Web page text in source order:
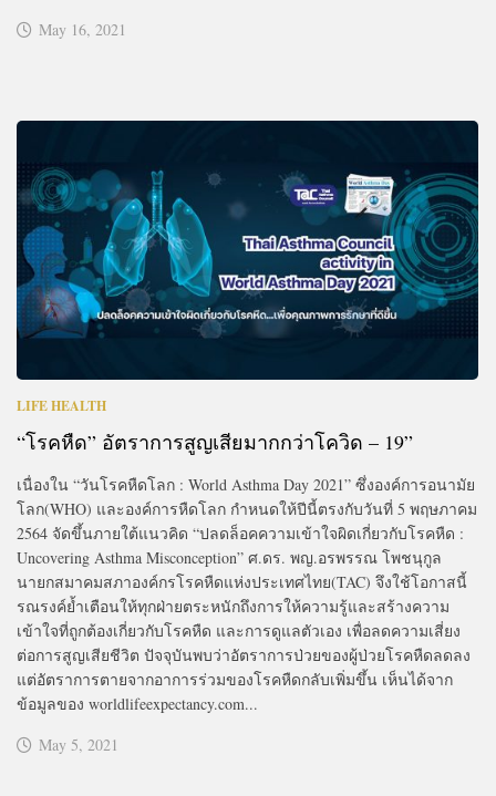
May 16, 2021
LIFE HEALTH
“โรคหืด” อัตราการสูญเสียมากกว่าโควิด – 19”
เนื่องใน “วันโรคหืดโลก : World Asthma Day 2021” ซึ่งองค์การอนามัย
โลก(WHO) และองค์การหืดโลก กำหนดให้ปีนี้ตรงกับวันที่ 5 พฤษภาคม
2564 จัดขึ้นภายใต้แนวคิด “ปลดล็อคความเข้าใจผิดเกี่ยวกับโรคหืด :
Uncovering Asthma Misconception” ศ.ดร. พญ.อรพรรณ โพชนุกูล
นายกสมาคมสภาองค์กรโรคหืดแห่งประเทศไทย(TAC) จึงใช้โอกาสนี้
รณรงค์ย้ำเตือนให้ทุกฝ่ายตระหนักถึงการให้ความรู้และสร้างความ
เข้าใจที่ถูกต้องเกี่ยวกับโรคหืด และการดูแลตัวเอง เพื่อลดความเสี่ยง
ต่อการสูญเสียชีวิต ปัจจุบันพบว่าอัตราการป่วยของผู้ป่วยโรคหืดลดลง
แต่อัตราการตายจากอาการร่วมของโรคหืดกลับเพิ่มขึ้น เห็นได้จาก
ข้อมูลของ worldlifeexpectancy.com...
May 5, 2021